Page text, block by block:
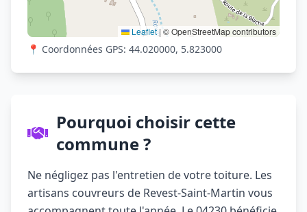
Leaflet| © OpenStreetMap contributors
📍 Coordonnées GPS: 44.020000, 5.823000
Pourquoi choisir cette
commune ?
Ne négligez pas l'entretien de votre toiture. Les
artisans couvreurs de Revest-Saint-Martin vous